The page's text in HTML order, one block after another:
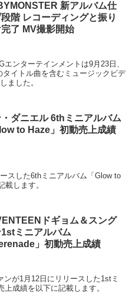
新アルバム仕
階 レコーディングと振り
了 MV撮影開始
ンターテインメントは9月23日、
イトル曲を含むミュージックビデ
ました。
・ダニエル 6thミニアルバム
to Haze」初動売上成績
スした6thミニアルバム「Glow to
載します。
ドギョム＆スング
1stミニアルバム
」初動売上成績
が1月12日にリリースした1stミ
成績を以下に記載します。